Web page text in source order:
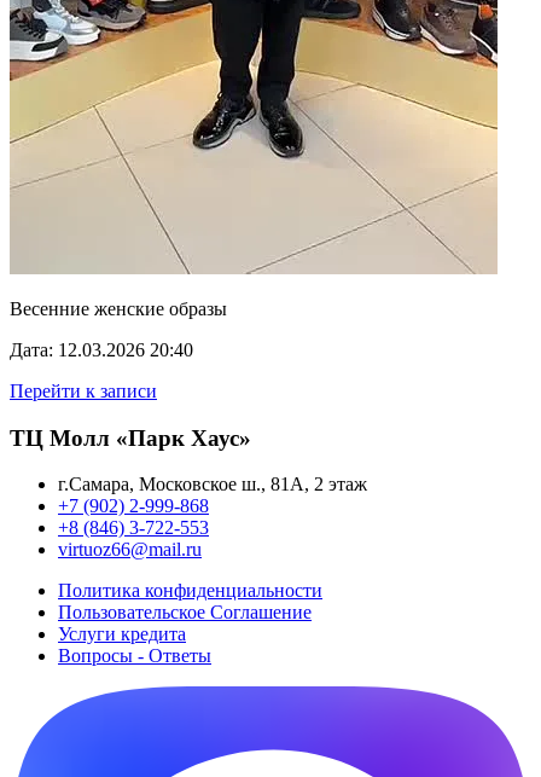
Весенние женские образы
Дата: 12.03.2026 20:40
Перейти к записи
ТЦ Молл «Парк Хаус»
г.Самара, Московское ш., 81А, 2 этаж
+7 (902) 2-999-868
+8 (846) 3-722-553
virtuoz66@mail.ru
Политика конфиденциальности
Пользовательское Cоглашение
Услуги кредита
Вопросы - Ответы